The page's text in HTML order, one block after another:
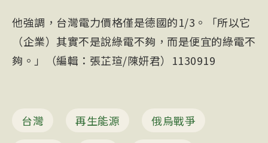
他強調，台灣電力價格僅是德國的1/3。「所以它
（企業）其實不是說綠電不夠，而是便宜的綠電不
夠。」（編輯：張芷瑄/陳妍君）1130919
台灣 再生能源
俄烏戰爭